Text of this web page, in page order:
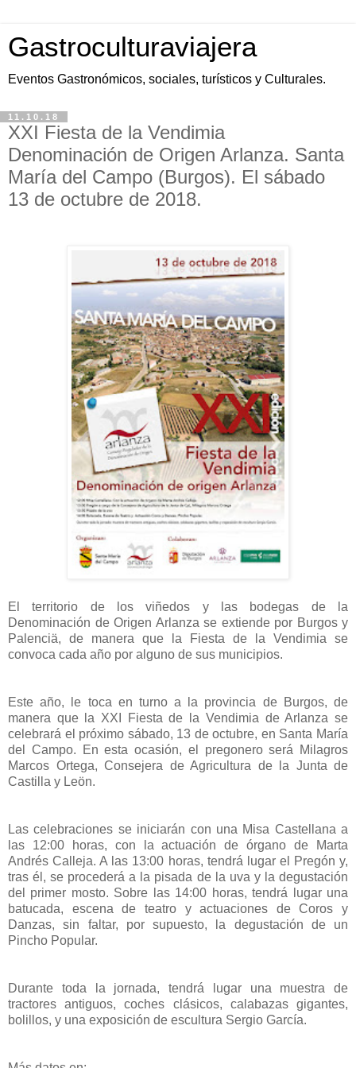
Gastroculturaviajera
Eventos Gastronómicos, sociales, turísticos y Culturales.
11.10.18
XXI Fiesta de la Vendimia
Denominación de Origen Arlanza. Santa
María del Campo (Burgos). El sábado
13 de octubre de 2018.
El territorio de los viñedos y las bodegas de la
Denominación de Origen Arlanza se extiende por Burgos y
Palenciä, de manera que la Fiesta de la Vendimia se
convoca cada año por alguno de sus municipios.
Este año, le toca en turno a la provincia de Burgos, de
manera que la XXI Fiesta de la Vendimia de Arlanza se
celebrará el próximo sábado, 13 de octubre, en Santa María
del Campo. En esta ocasión, el pregonero será Milagros
Marcos Ortega, Consejera de Agricultura de la Junta de
Castilla y Leön.
Las celebraciones se iniciarán con una Misa Castellana a
las 12:00 horas, con la actuación de órgano de Marta
Andrés Calleja. A las 13:00 horas, tendrá lugar el Pregón y,
tras él, se procederá a la pisada de la uva y la degustación
del primer mosto. Sobre las 14:00 horas, tendrá lugar una
batucada, escena de teatro y actuaciones de Coros y
Danzas, sin faltar, por supuesto, la degustación de un
Pincho Popular.
Durante toda la jornada, tendrá lugar una muestra de
tractores antiguos, coches clásicos, calabazas gigantes,
bolillos, y una exposición de escultura Sergio García.